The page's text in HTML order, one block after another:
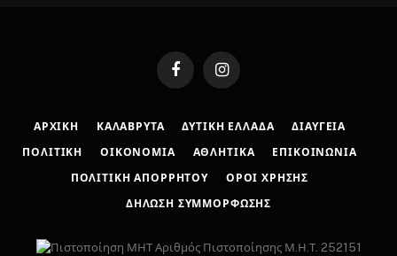
FacebookInstagram
ΑΡΧΙΚΉ ΚΑΛΆΒΡΥΤΑ ΔΥΤΙΚΉ ΕΛΛΆΔΑ ΔΙΑΎΓΕΙΑ
ΠΟΛΙΤΙΚΉ ΟΙΚΟΝΟΜΊΑ ΑΘΛΗΤΙΚΆ ΕΠΙΚΟΙΝΩΝΊΑ
ΠΟΛΙΤΙΚΉ ΑΠΟΡΡΉΤΟΥ ΌΡΟΙ ΧΡΉΣΗΣ
ΔΉΛΩΣΗ ΣΥΜΜΌΡΦΩΣΗΣ
Αριθμός Πιστοποίησης Μ.Η.Τ. 252151